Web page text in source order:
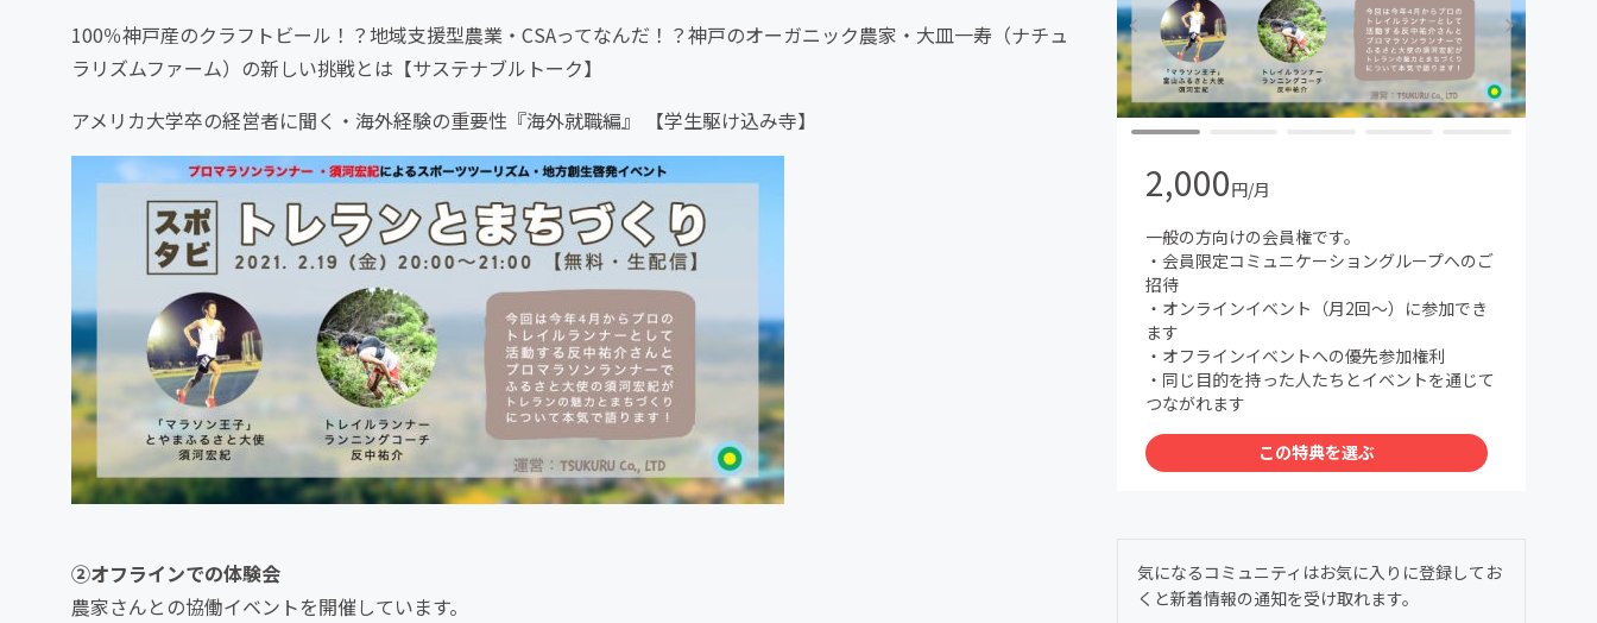
100％神戸産のクラフトビール！？地域支援型農業・CSAってなんだ！？神戸のオーガニック農家・大皿一寿（ナチュ
ラリズムファーム）の新しい挑戦とは【サステナブルトーク】
アメリカ大学卒の経営者に聞く・海外経験の重要性『海外就職編』 【学生駆け込み寺】
②オフラインでの体験会
農家さんとの協働イベントを開催しています。
2,000円/月
一般の方向けの会員権です。
・会員限定コミュニケーショングループへのご
招待
・オンラインイベント（月2回〜）に参加でき
ます
・オフラインイベントへの優先参加権利
・同じ目的を持った人たちとイベントを通じて
つながれます
この特典を選ぶ
気になるコミュニティはお気に入りに登録してお
くと新着情報の通知を受け取れます。